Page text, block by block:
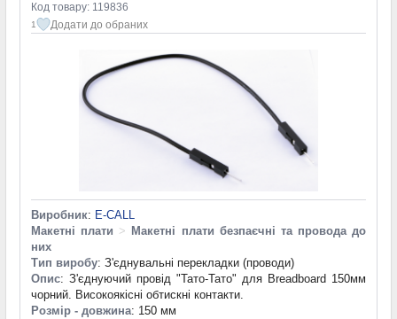
Код товару: 119836
1 Додати до обраних
Виробник: E-CALL
Макетні плати > Макетні плати безпаєчні та провода до
них
Тип виробу: З'єднувальні перекладки (проводи)
Опис: З'єднуючий провід "Тато-Тато" для Breadboard 150мм
чорний. Високоякісні обтискні контакти.
Розмір - довжина: 150 мм